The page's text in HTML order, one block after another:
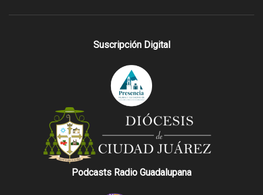
Suscripción Digital
Podcasts Radio Guadalupana